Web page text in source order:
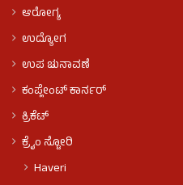
ಆರೋಗ್ಯ
ಉದ್ಯೋಗ
ಉಪ ಚುನಾವಣೆ
ಕಂಪ್ಲೇಂಟ್ ಕಾರ್ನರ್
ಕ್ರಿಕೆಟ್
ಕ್ರೈಂ ಸ್ಟೋರಿ
Haveri